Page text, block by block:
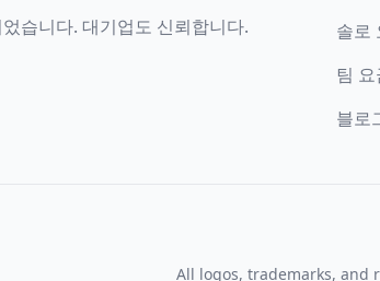
습니다. 대기업도 신뢰합니다.
솔로
팀
블로
All logos, trademarks, and